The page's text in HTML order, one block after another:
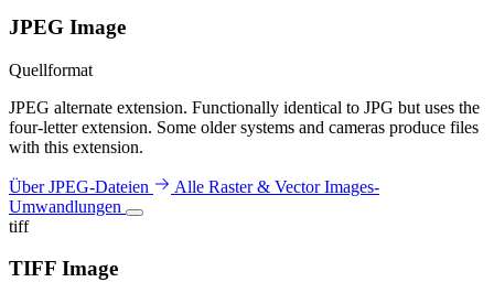
JPEG Image
Quellformat
JPEG alternate extension. Functionally identical to JPG but uses the
four-letter extension. Some older systems and cameras produce files
with this extension.
Über JPEG-Dateien
Alle Raster & Vector Images-
Umwandlungen
tiff
TIFF Image